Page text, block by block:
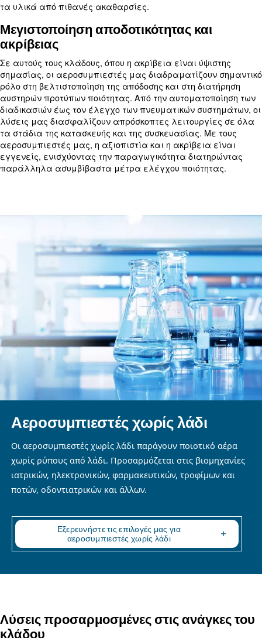
Στο περίπλοκο τοπίο της χημικής και
βιομηχανίας, η ποιότητα του αέρα αποτελεί
λίθο σε διάφορα στάδια ανάλυσης, παραγωγής
συσκευασίας. Οι αεροσυμπιεστές χωρίς λάδι της
μας, που διατίθενται με τεχνολογία εμβόλου,
κοχλία, παρέχουν την καθαρή ποιότητα αέρα
για αυτές τις κρίσιμες διεργασίες. Χωρίς
και πιστοποιημένοι ως Κατηγορίας 0, οι
εγγυώνται την καθαρότητα, προστατεύοντας τα
τα υλικά από πιθανές ακαθαρσίες.
Μεγιστοποίηση αποδοτικότητας
ρόλο στη βελτιστοποίηση της απόδοσης και στη
αυστηρών προτύπων ποιότητας. Από την
διαδικασιών έως τον έλεγχο των πνευματικών
λύσεις μας διασφαλίζουν απρόσκοπτες
τα στάδια της κατασκευής και της συσκευασίας.
αεροσυμπιεστές μας, η αξιοπιστία και η
εγγενείς, ενισχύοντας την παραγωγικότητα
παράλληλα ασυμβίβαστα μέτρα ελέγχου